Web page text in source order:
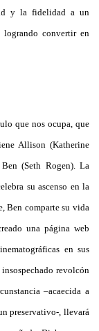
y la fidelidad a un
logrando convertir en
que nos ocupa, que
Allison (Katherine
(Seth Rogen). La
su ascenso en la
Ben comparte su vida
una página web
en sus
revolcón
–acaecida a
preservativo-, llevará